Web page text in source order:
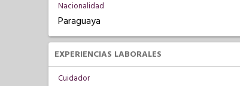
Nacionalidad
Paraguaya
EXPERIENCIAS LABORALES
Cuidador